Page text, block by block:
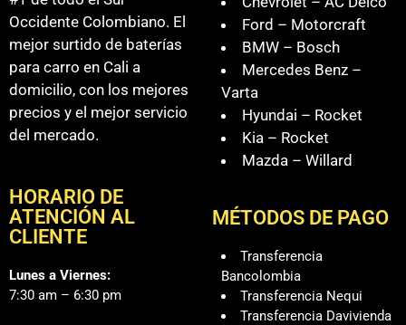
Occidente Colombiano. El
mejor surtido de baterías
para carro en Cali a
domicilio, con los mejores
precios y el mejor servicio
del mercado.
HORARIO DE
ATENCIÓN AL
CLIENTE
Lunes a Viernes:
7:30 am – 6:30 pm
Ford – Motorcraft
BMW – Bosch
Mercedes Benz –
Varta
Hyundai – Rocket
Kia – Rocket
Mazda – Willard
MÉTODOS DE PAGO
Transferencia
Bancolombia
Transferencia Nequi
Transferencia Davivienda